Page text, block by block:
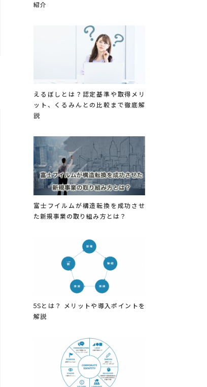
紹介
えるぼしとは？認定基準や取得メリ
ット、くるみんとの比較まで徹底解
説
富士フイルムが構造転換を成功させ
た新規事業の取り組み方とは？
5Sとは？ メリットや導入ポイントを
解説